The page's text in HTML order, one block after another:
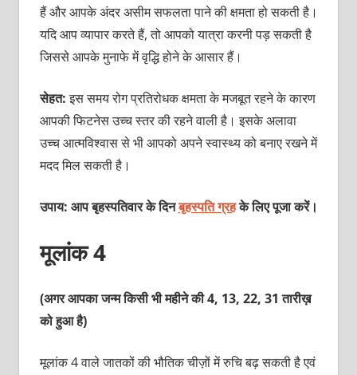
हैं और आपके अंदर असीम सफलता पाने की क्षमता हो सकती है।
यदि आप व्‍यापार करते हैं, तो आपको यात्रा करनी पड़ सकती है
जिससे आपके मुनाफे में वृद्धि होने के आसार हैं।
सेहत:इस समय रोग प्रतिरोधक क्षमता के मजबूत रहने के कारण
आपकी फिटनेस उच्‍च स्‍तर की रहने वाली है। इसके अलावा
उच्‍च आत्‍मविश्‍वास से भी आपको अपने स्‍वास्‍थ्‍य को बनाए रखने में
मदद मिल सकती है।
उपाय: आप बृहस्‍पतिवार के दिनबृहस्‍पति ग्रहके लिए पूजा करें।
मूलांक 4
(अगर आपका जन्म किसी भी महीने की 4, 13, 22, 31 तारीख़
को हुआ है)
मूलांक 4 वाले जातकों की भौतिक चीज़ों में रुचि बढ़ सकती है एवं